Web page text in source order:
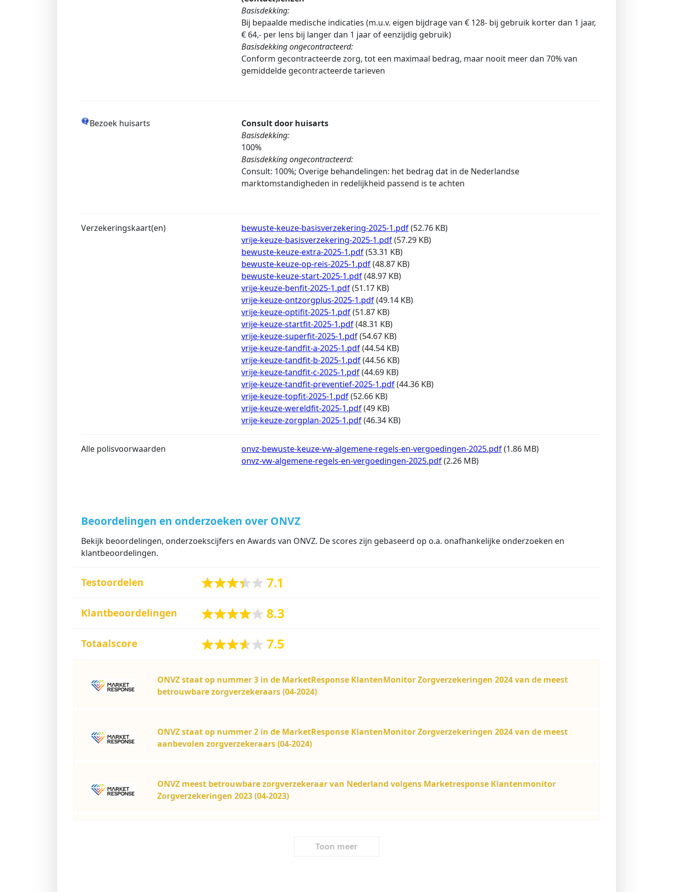
Basisdekking:
Bij bepaalde medische indicaties (m.u.v. eigen bijdrage van € 128- bij gebruik korter dan 1 jaar,
€ 64,- per lens bij langer dan 1 jaar of eenzijdig gebruik)
Basisdekking ongecontracteerd:
Conform gecontracteerde zorg, tot een maximaal bedrag, maar nooit meer dan 70% van
gemiddelde gecontracteerde tarieven
Bezoek huisarts
Consult door huisarts
Basisdekking:
100%
Basisdekking ongecontracteerd:
Consult: 100%; Overige behandelingen: het bedrag dat in de Nederlandse
marktomstandigheden in redelijkheid passend is te achten
Verzekeringskaart(en) Document
bewuste-keuze-basisverzekering-2025-1.pdf(52.76 KB)
Document
vrije-keuze-basisverzekering-2025-1.pdf(57.29 KB)
Document
bewuste-keuze-extra-2025-1.pdf(53.31 KB)
Document
bewuste-keuze-op-reis-2025-1.pdf(48.87 KB)
Document
bewuste-keuze-start-2025-1.pdf(48.97 KB)
Document
vrije-keuze-benfit-2025-1.pdf(51.17 KB)
Document
vrije-keuze-ontzorgplus-2025-1.pdf(49.14 KB)
Document
vrije-keuze-optifit-2025-1.pdf(51.87 KB)
Document
vrije-keuze-startfit-2025-1.pdf(48.31 KB)
Document
vrije-keuze-superfit-2025-1.pdf(54.67 KB)
Document
vrije-keuze-tandfit-a-2025-1.pdf(44.54 KB)
Document
vrije-keuze-tandfit-b-2025-1.pdf(44.56 KB)
Document
vrije-keuze-tandfit-c-2025-1.pdf(44.69 KB)
Document
vrije-keuze-tandfit-preventief-2025-1.pdf(44.36 KB)
Document
vrije-keuze-topfit-2025-1.pdf(52.66 KB)
Document
vrije-keuze-wereldfit-2025-1.pdf(49 KB)
Document
vrije-keuze-zorgplan-2025-1.pdf(46.34 KB)
Alle polisvoorwaarden Document
onvz-bewuste-keuze-vw-algemene-regels-en-vergoedingen-2025.pdf(1.86 MB)
Document
onvz-vw-algemene-regels-en-vergoedingen-2025.pdf(2.26 MB)
Beoordelingen en onderzoeken over ONVZ
Bekijk beoordelingen, onderzoekscijfers en Awards van ONVZ. De scores zijn gebaseerd op o.a. onafhankelijke onderzoeken en
klantbeoordelingen.
Testoordelen 7.1
Klantbeoordelingen 8.3
Totaalscore 7.5
Image
ONVZ staat op nummer 3 in de MarketResponse KlantenMonitor Zorgverzekeringen 2024 van de meest
betrouwbare zorgverzekeraars (04-2024)
Image
ONVZ staat op nummer 2 in de MarketResponse KlantenMonitor Zorgverzekeringen 2024 van de meest
aanbevolen zorgverzekeraars (04-2024)
Image
ONVZ meest betrouwbare zorgverzekeraar van Nederland volgens Marketresponse Klantenmonitor
Zorgverzekeringen 2023 (04-2023)
Toon meer